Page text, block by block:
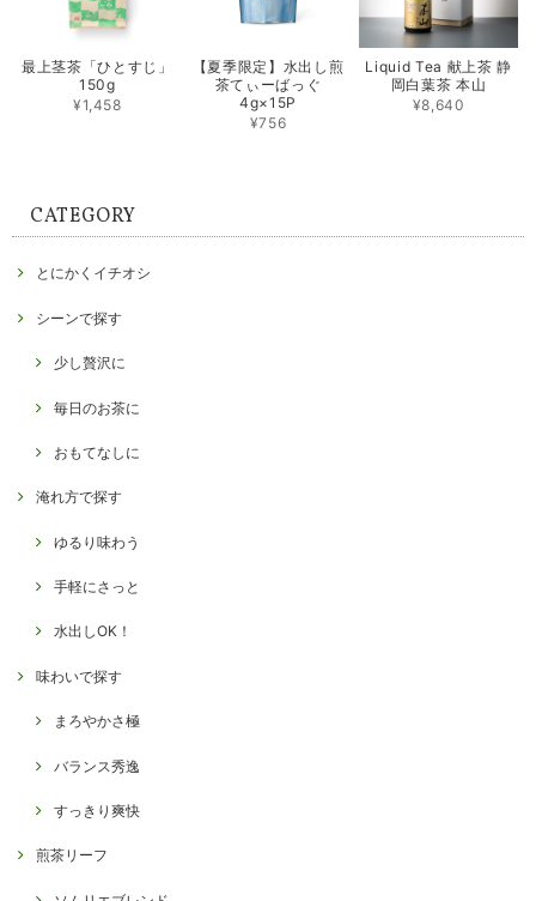
最上茎茶「ひとすじ」
150g
¥1,458
【夏季限定】水出し煎
茶てぃーばっぐ
4g×15P
¥756
Liquid Tea 献上茶 静
岡白葉茶 本山
¥8,640
CATEGORY
とにかくイチオシ
シーンで探す
少し贅沢に
毎日のお茶に
おもてなしに
淹れ方で探す
ゆるり味わう
手軽にさっと
水出しOK！
味わいで探す
まろやかさ極
バランス秀逸
すっきり爽快
煎茶リーフ